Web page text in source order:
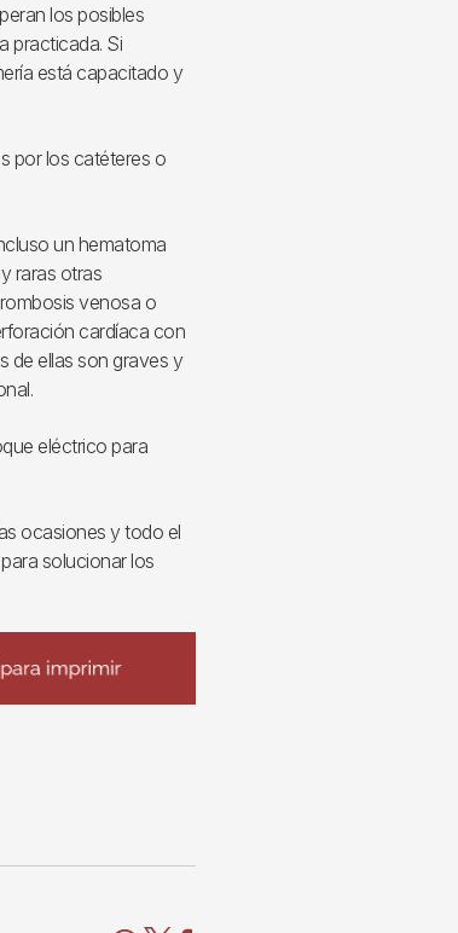
los posibles
practicada. Si
está capacitado y
por los catéteres o
un hematoma
raras otras
venosa o
cardíaca con
de ellas son graves y
eléctrico para
ocasiones y todo el
solucionar los